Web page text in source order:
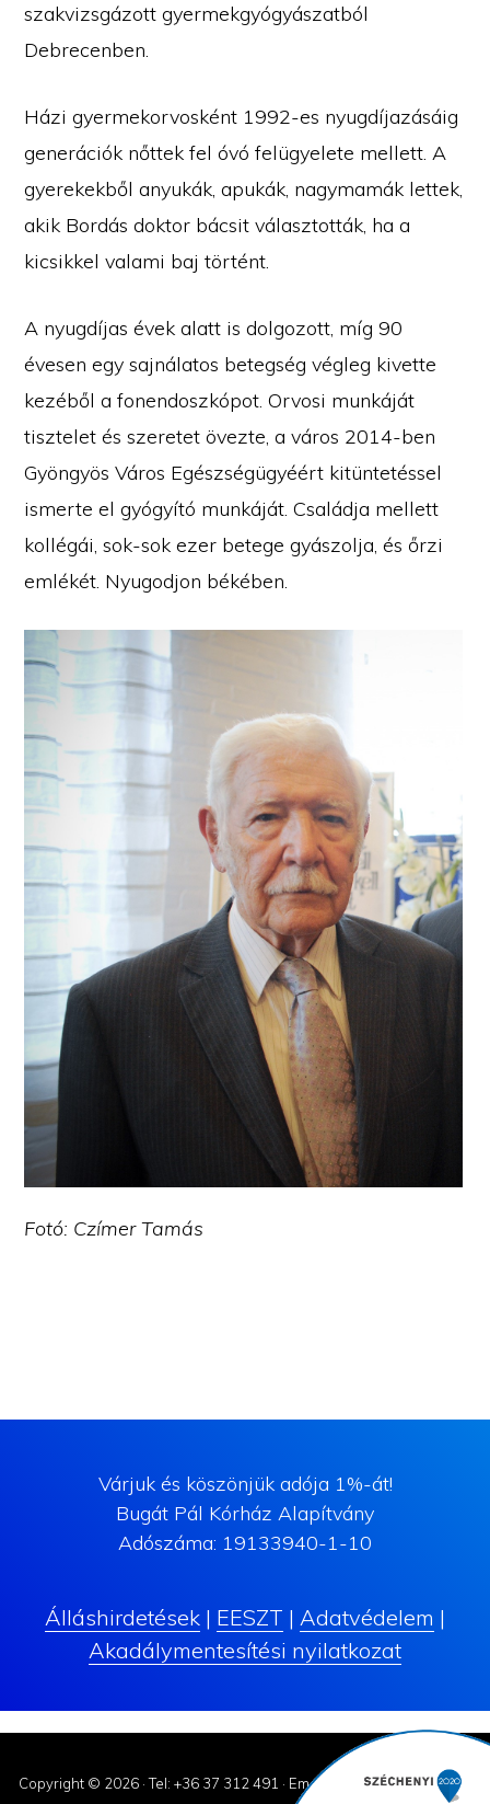
szakvizsgázott gyermekgyógyászatból
Debrecenben.
Házi gyermekorvosként 1992-es nyugdíjazásáig
generációk nőttek fel óvó felügyelete mellett. A
gyerekekből anyukák, apukák, nagymamák lettek,
akik Bordás doktor bácsit választották, ha a
kicsikkel valami baj történt.
A nyugdíjas évek alatt is dolgozott, míg 90
évesen egy sajnálatos betegség végleg kivette
kezéből a fonendoszkópot. Orvosi munkáját
tisztelet és szeretet övezte, a város 2014-ben
Gyöngyös Város Egészségügyéért kitüntetéssel
ismerte el gyógyító munkáját. Családja mellett
kollégái, sok-sok ezer betege gyászolja, és őrzi
emlékét. Nyugodjon békében.
Fotó: Czímer Tamás
Várjuk és köszönjük adója 1%-át!
Bugát Pál Kórház Alapítvány
Adószáma: 19133940-1-10
Álláshirdetések | EESZT | Adatvédelem |
Akadálymentesítési nyilatkozat
Copyright © 2026 ·Tel: +36 37 312 491 · Email: korhaz@bugatpal.hu